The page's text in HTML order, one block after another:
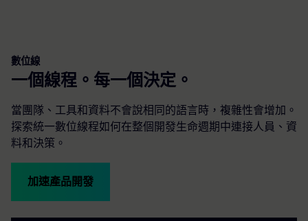
數位線
一個線程。每一個決定。
當團隊、工具和資料不會說相同的語言時，複雜性會增加。
探索統一數位線程如何在整個開發生命週期中連接人員、資
料和決策。
加速產品開發